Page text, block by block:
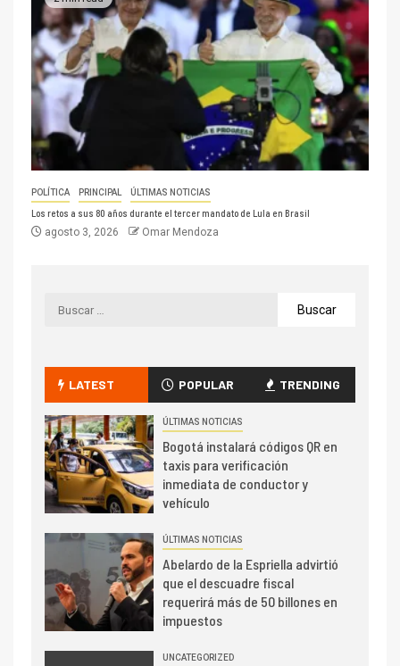
POLÍTICA PRINCIPAL ÚLTIMAS NOTICIAS
Los retos a sus 80 años durante el tercer mandato de Lula en Brasil
agosto 3, 2026 Omar Mendoza
LATEST POPULAR TRENDING
ÚLTIMAS NOTICIAS
Bogotá instalará códigos QR en
taxis para verificación
inmediata de conductor y
vehículo
ÚLTIMAS NOTICIAS
Abelardo de la Espriella advirtió
que el descuadre fiscal
requerirá más de 50 billones en
impuestos
UNCATEGORIZED